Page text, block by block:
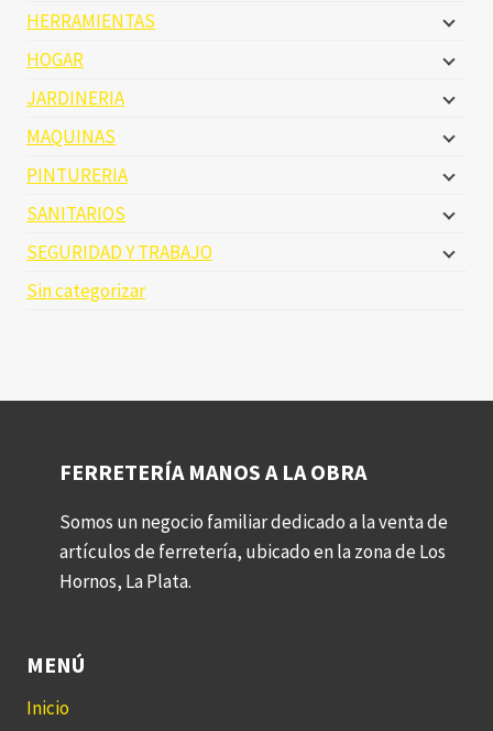
HERRAMIENTAS
HOGAR
JARDINERIA
MAQUINAS
PINTURERIA
SANITARIOS
SEGURIDAD Y TRABAJO
Sin categorizar
FERRETERÍA MANOS A LA OBRA
Somos un negocio familiar dedicado a la venta de
artículos de ferretería, ubicado en la zona de Los
Hornos, La Plata.
MENÚ
Inicio